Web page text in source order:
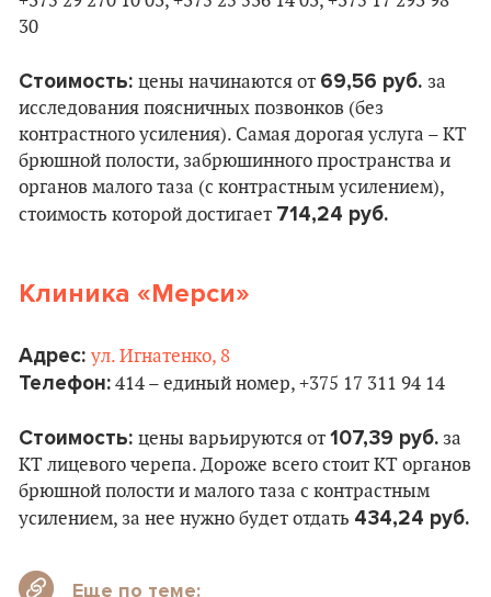
30
Стоимость: цены начинаются от 69,56 руб. за
исследования поясничных позвонков (без
контрастного усиления). Самая дорогая услуга – КТ
брюшной полости, забрюшинного пространства и
органов малого таза (с контрастным усилением),
стоимость которой достигает 714,24 руб.
Клиника «Мерси»
Адрес: ул. Игнатенко, 8
Телефон: 414 – единый номер, +375 17 311 94 14
Стоимость: цены варьируются от 107,39 руб. за
КТ лицевого черепа. Дороже всего стоит КТ органов
брюшной полости и малого таза с контрастным
усилением, за нее нужно будет отдать 434,24 руб.
Еще по теме: